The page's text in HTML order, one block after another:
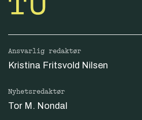
Ansvarlig redaktør
Kristina Fritsvold Nilsen
Nyhetsredaktør
Tor M. Nondal